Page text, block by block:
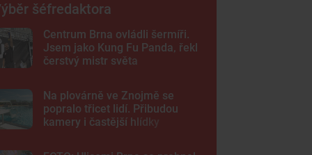
šéfredaktora
Centrum Brna ovládli šermíři.
Jsem jako Kung Fu Panda, řekl
čerstvý mistr světa
Na plovárně ve Znojmě se
popralo třicet lidí. Přibudou
kamery i častější hlídky